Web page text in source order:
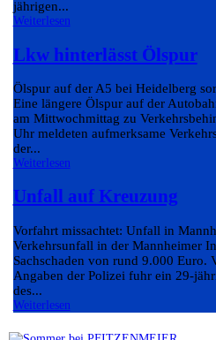
jährigen...
Weiterlesen
Lkw hinterlässt Ölspur
Ölspur auf der A5 bei Heidelberg
Eine längere Ölspur auf der
am Mittwochmittag zu
Uhr meldeten aufmerksame
der...
Weiterlesen
Unfall auf Kreuzung
Vorfahrt missachtet: Unfall in
Verkehrsunfall in der Mannheimer
Sachschaden von rund 9.000 Euro.
Angaben der Polizei fuhr ein 29-
des...
Weiterlesen